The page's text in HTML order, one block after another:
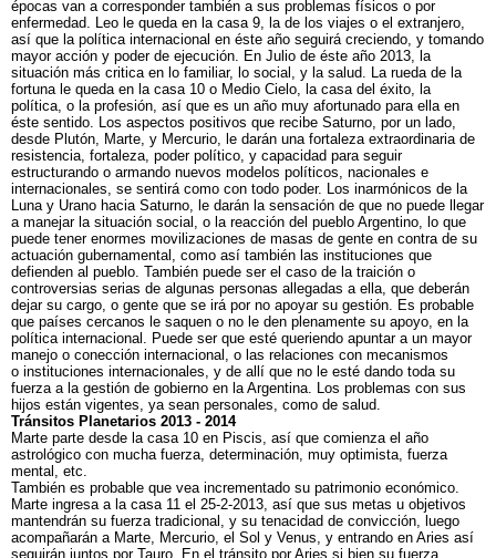
épocas van a corresponder también a sus problemas físicos o por
enfermedad. Leo le queda en la casa 9, la de los viajes o el extranjero,
así que la política internacional en éste año seguirá creciendo, y tomando
mayor acción y poder de ejecución. En Julio de éste año 2013, la
situación más critica en lo familiar, lo social, y la salud. La rueda de la
fortuna le queda en la casa 10 o Medio Cielo, la casa del éxito, la
política, o la profesión, así que es un año muy afortunado para ella en
éste sentido. Los aspectos positivos que recibe Saturno, por un lado,
desde Plutón, Marte, y Mercurio, le darán una fortaleza extraordinaria de
resistencia, fortaleza, poder político, y capacidad para seguir
estructurando o armando nuevos modelos políticos, nacionales e
internacionales, se sentirá como con todo poder. Los inarmónicos de la
Luna y Urano hacia Saturno, le darán la sensación de que no puede llegar
a manejar la situación social, o la reacción del pueblo Argentino, lo que
puede tener enormes movilizaciones de masas de gente en contra de su
actuación gubernamental, como así también las instituciones que
defienden al pueblo. También puede ser el caso de la traición o
controversias serias de algunas personas allegadas a ella, que deberán
dejar su cargo, o gente que se irá por no apoyar su gestión. Es probable
que países cercanos le saquen o no le den plenamente su apoyo, en la
política internacional. Puede ser que esté queriendo apuntar a un mayor
manejo o conección internacional, o las relaciones con mecanismos
o instituciones internacionales, y de allí que no le esté dando toda su
fuerza a la gestión de gobierno en la Argentina. Los problemas con sus
hijos están vigentes, ya sean personales, como de salud.
Tránsitos Planetarios 2013 - 2014
Marte parte desde la casa 10 en Piscis, así que comienza el año
astrológico con mucha fuerza, determinación, muy optimista, fuerza
mental, etc.
También es probable que vea incrementado su patrimonio económico.
Marte ingresa a la casa 11 el 25-2-2013, así que sus metas u objetivos
mantendrán su fuerza tradicional, y su tenacidad de convicción, luego
acompañarán a Marte, Mercurio, el Sol y Venus, y entrando en Aries así
seguirán juntos por Tauro. En el tránsito por Aries si bien su fuerza,